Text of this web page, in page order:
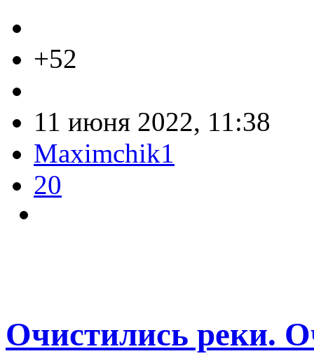
+52
11 июня 2022, 11:38
Maximchik1
20
Очистились реки.